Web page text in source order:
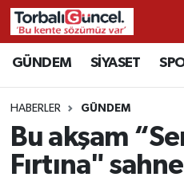
GÜNDEM SİYASET
HABERLER GÜNDEM
Bu akşam
Fırtına"
İzmir Nöbetçi
İzmir Hava Durumu
İzmir Namaz Vakitleri